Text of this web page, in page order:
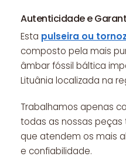
Autenticidade e
Esta pulseira ou
composto pela mais
âmbar fóssil báltica
Lituânia localizada na
Trabalhamos apenas
todas as nossas
que atendem os mais
e confiabilidade.